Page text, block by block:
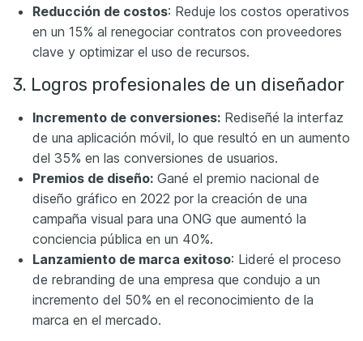
Reducción de costos: Reduje los costos operativos
en un 15% al renegociar contratos con proveedores
clave y optimizar el uso de recursos.
3. Logros profesionales de un diseñador
Incremento de conversiones: Rediseñé la interfaz
de una aplicación móvil, lo que resultó en un aumento
del 35% en las conversiones de usuarios.
Premios de diseño: Gané el premio nacional de
diseño gráfico en 2022 por la creación de una
campaña visual para una ONG que aumentó la
conciencia pública en un 40%.
Lanzamiento de marca exitoso: Lideré el proceso
de rebranding de una empresa que condujo a un
incremento del 50% en el reconocimiento de la
marca en el mercado.